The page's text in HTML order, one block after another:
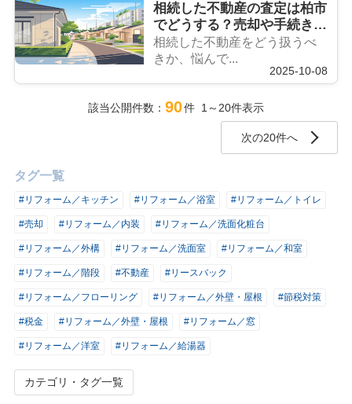
相続した不動産の査定は柏市
でどうする？売却や手続きの
流れも紹介
相続した不動産をどう扱うべ
きか、悩んで...
2025-10-08
該当公開件数： 90件 1～20件表示
次の20件へ
タグ一覧
#リフォーム／キッチン #リフォーム／浴室 #リフォーム／トイレ
#売却 #リフォーム／内装 #リフォーム／洗面化粧台
#リフォーム／外構 #リフォーム／洗面室 #リフォーム／和室
#リフォーム／階段 #不動産 #リースバック
#リフォーム／フローリング #リフォーム／外壁・屋根 #節税対策
#税金 #リフォーム／外壁・屋根 #リフォーム／窓
#リフォーム／洋室 #リフォーム／給湯器
カテゴリ・タグ一覧